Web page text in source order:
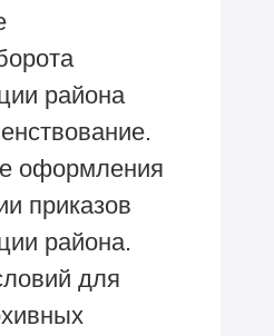
района
оформления
приказов
района.
для